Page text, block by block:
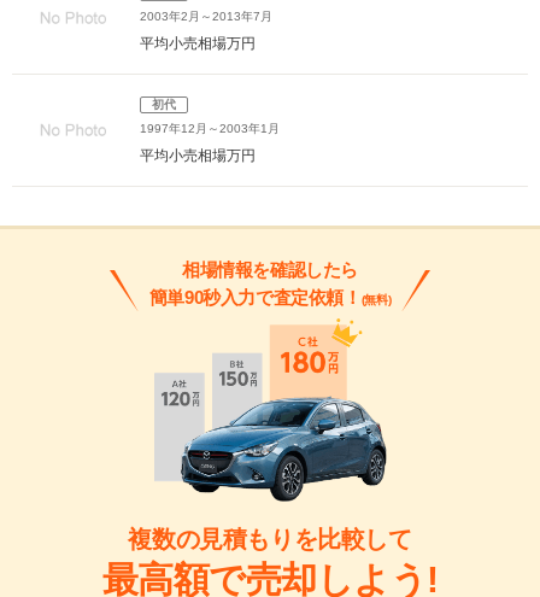
2003年2月～2013年7月
平均小売相場万円
初代
1997年12月～2003年1月
平均小売相場万円
相場情報を確認したら
簡単90秒入力で査定依頼！ (無料)
複数の見積もりを比較して
最高額で売却しよう!